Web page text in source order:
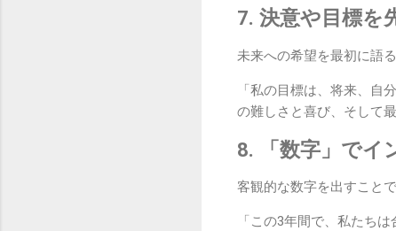
7. 決意や目標を
未来への希望を最初に語
「私の目標は、将来、自
の難しさと喜び、そして
8. 「数字」でイ
客観的な数字を出すこと
「この3年間で、私たち